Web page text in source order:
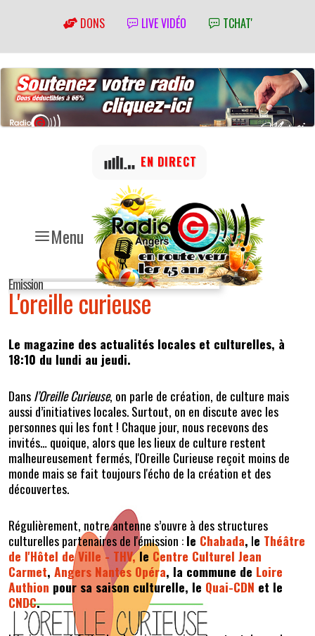
DONS LIVE VIDÉO TCHAT'
Menu
EN DIRECT
Emission
L'oreille curieuse
Le magazine des actualités locales et culturelles, à
18:10 du lundi au jeudi.
Dansl’Oreille Curieuse, on parle de création, de culture mais
aussi d’initiatives locales. Surtout, on en discute avec les
personnes qui les font ! Chaque jour, nous recevons des
invités… quoique, alors que les lieux de culture restent
malheureusement fermés, l'Oreille Curieuse reçoit moins de
monde mais se fait toujours l'écho de la création et des
découvertes.
Régulièrement, notre antenne s’ouvre à des structures
culturelles partenaires de l'émission :le Chabada, le Théâtre
de l'Hôtel de Ville - THV,le Centre Culturel Jean
Carmet, Angers Nantes Opéra, la commune de Loire
Authion pour sa saison culturelle, le Quai-CDN et le
CNDC.